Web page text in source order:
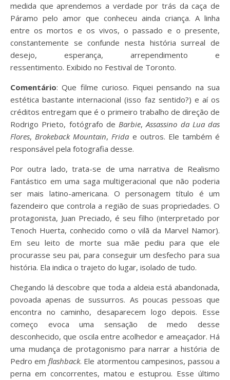
medida que aprendemos a verdade por trás da caça de
Páramo pelo amor que conheceu ainda criança. A linha
entre os mortos e os vivos, o passado e o presente,
constantemente se confunde nesta história surreal de
desejo, esperança, arrependimento e
ressentimento. Exibido no Festival de Toronto.
Comentário: Que filme curioso. Fiquei pensando na sua
estética bastante internacional (isso faz sentido?) e aí os
créditos entregam que é o primeiro trabalho de direção de
Rodrigo Prieto, fotógrafo de Barbie,Assassino da Lua das
Flores,Brokeback Mountain,Frida e outros. Ele também é
responsável pela fotografia desse.
Por outra lado, trata-se de uma narrativa de Realismo
Fantástico em uma saga multigeracional que não poderia
ser mais latino-americana. O personagem título é um
fazendeiro que controla a região de suas propriedades. O
protagonista, Juan Preciado, é seu filho (interpretado por
Tenoch Huerta, conhecido como o vilã da Marvel Namor).
Em seu leito de morte sua mãe pediu para que ele
procurasse seu pai, para conseguir um desfecho para sua
história. Ela indica o trajeto do lugar, isolado de tudo.
Chegando lá descobre que toda a aldeia está abandonada,
povoada apenas de sussurros. As poucas pessoas que
encontra no caminho, desaparecem logo depois. Esse
começo evoca uma sensação de medo desse
desconhecido, que oscila entre acolhedor e ameaçador. Há
uma mudança de protagonismo para narrar a história de
Pedro em flashback. Ele atormentou campesinos, passou a
perna em concorrentes, matou e estuprou. Esse último